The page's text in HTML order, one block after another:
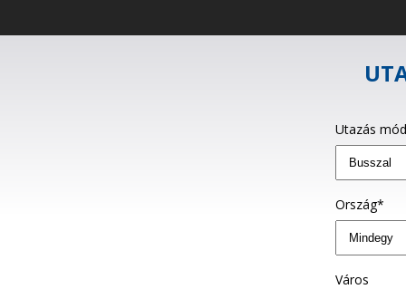
Utazás
Ország*
Város